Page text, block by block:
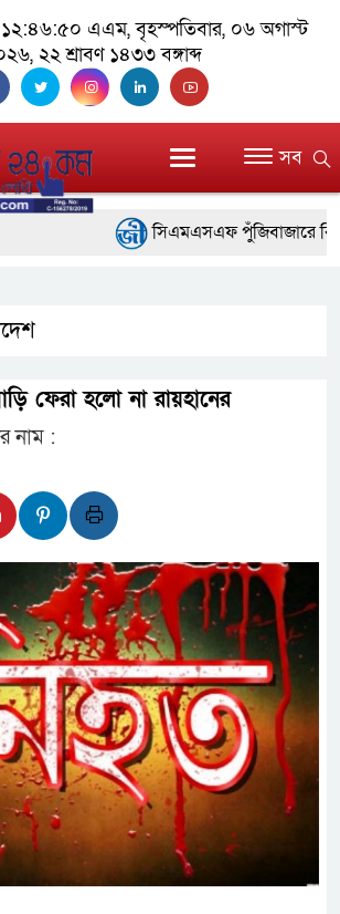
১২:৪৬:৫১ এএম, বৃহস্পতিবার, ০৬ অগাস্ট
২২ শ্রাবণ ১৪৩৩ বঙ্গাব্দ
সব
সিএমএসএফ পুঁজিবাজারে
নদী দূষণ রোধে সমন্বিত
ওমানের সঙ্গে ইরানের হরমুজ
ফ্যাসিবাদবিরোধী আন্দোলনে
নিরপেক্ষ ও বিশ্বাসযোগ্য : প্রধানমন্ত্রী
বাগেরহাট মেডিকেল
জুলাই স্মৃতি জাদুঘরের দুয়ার
ফিলিপাইনের দক্ষিণ উপকূলে
আগস্টের শেষ সপ্তাহে খুলছে
উপদেষ্টা
ফেরা হলো না রায়হানের
নাম :